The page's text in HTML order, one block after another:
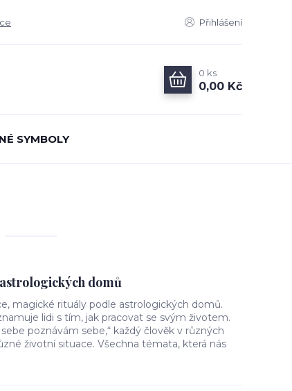
Přihlášení
0 ks
0,00 Kč
SYMBOLY
domů
magické rituály podle astrologických domů.
lidi s tím, jak pracovat se svým životem.
poznávám sebe,“ každý člověk v různých
životní situace. Všechna témata, která nás